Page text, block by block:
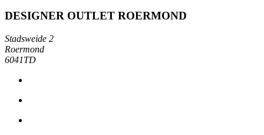
DESIGNER OUTLET ROERMOND
Stadsweide 2
Roermond
6041TD